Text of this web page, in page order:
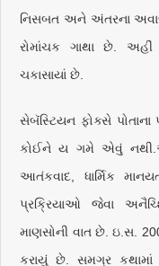
નિસબત અને અંતરના
રોમાંચક ગાથા છે. અહીં
ચકાસાયાં છે.
સેબૅસ્ટિયન ફોક્સે
કોઈને ય ગમે એવું
આતંકવાદ, ધાર્મિક
પ્રક્રિયાઓ જેવા
માણસોની વાત છે. ઇ.સ.
કરાયું છે. સમગ્ર કથામાં